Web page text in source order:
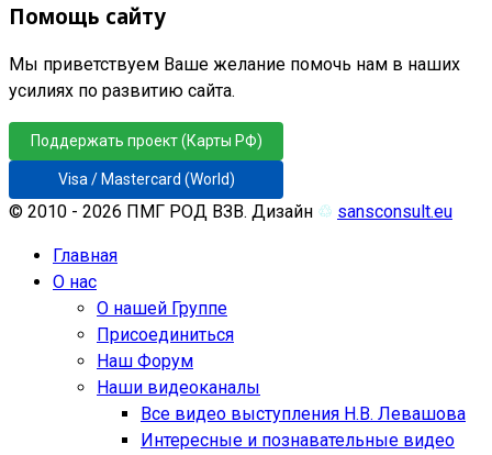
Помощь сайту
Мы приветствуем Ваше желание помочь нам в наших
усилиях по развитию сайта.
Поддержать проект (Карты РФ)
Visa / Mastercard (World)
© 2010 - 2026 ПМГ РОД ВЗВ. Дизайн ♲ sansconsult.eu
Главная
О нас
О нашей Группе
Присоединиться
Наш Форум
Наши видеоканалы
Все видео выступления Н.В. Левашова
Интересные и познавательные видео